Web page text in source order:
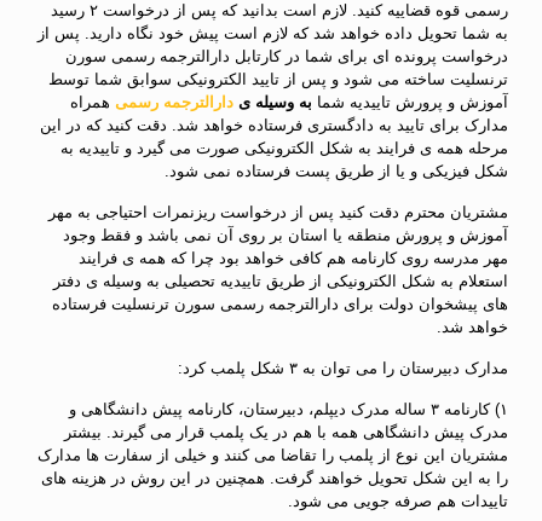
رسمی قوه قضاییه کنید. لازم است بدانید که پس از درخواست ۲ رسید
به شما تحویل داده خواهد شد که لازم است پیش خود نگاه دارید. پس از
درخواست پرونده ای برای شما در کارتابل دارالترجمه رسمی سورن
ترنسلیت ساخته می شود و پس از تایید الکترونیکی سوابق شما توسط
آموزش و پرورش تاییدیه شما به وسیله یدارالترجمه رسمی همراه
مدارک برای تایید به دادگستری فرستاده خواهد شد. دقت کنید که در این
مرحله همه ی فرایند به شکل الکترونیکی صورت می گیرد و تاییدیه به
شکل فیزیکی و یا از طریق پست فرستاده نمی شود.
مشتریان محترم دقت کنید پس از درخواست ریزنمرات احتیاجی به مهر
آموزش و پرورش منطقه یا استان بر روی آن نمی باشد و فقط وجود
مهر مدرسه روی کارنامه هم کافی خواهد بود چرا که همه ی فرایند
استعلام به شکل الکترونیکی از طریق تاییدیه تحصیلی به وسیله ی دفتر
های پیشخوان دولت برای دارالترجمه رسمی سورن ترنسلیت فرستاده
خواهد شد.
مدارک دبیرستان را می توان به ۳ شکل پلمب کرد:
۱) کارنامه ۳ ساله مدرک دیپلم، دبیرستان، کارنامه پیش دانشگاهی و
مدرک پیش دانشگاهی همه با هم در یک پلمب قرار می گیرند. بیشتر
مشتریان این نوع از پلمب را تقاضا می کنند و خیلی از سفارت ها مدارک
را به این شکل تحویل خواهند گرفت. همچنین در این روش در هزینه های
تاییدات هم صرفه جویی می شود.